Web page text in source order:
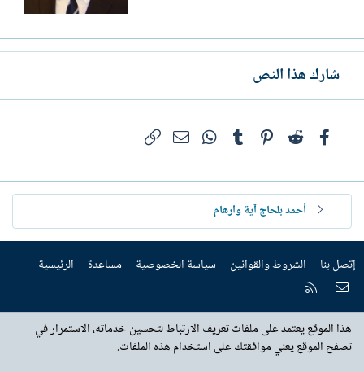
شارك هذا النص
فيسبوكReddit
Pinterest
Tumblr
WhatsAppالبريد الإلكتروني
أحمد بلحاج آية وارهام
إتصل بنا الشروط والقوانين سياسة الخصوصية مساعدة الرئيسية
إتصل بنا
هذا الموقع يعتمد على ملفات تعريف الارتباط لتحسين خدماته، الاستمرار في
تصفح الموقع يعني موافقتك على استخدام هذه الملفات.